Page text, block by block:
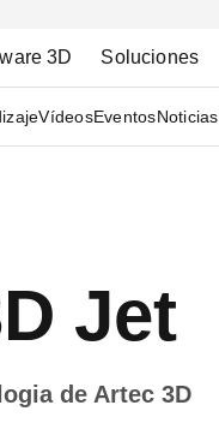
3D Soluciones
VídeosEventosNoticias
Jet
de Artec 3D